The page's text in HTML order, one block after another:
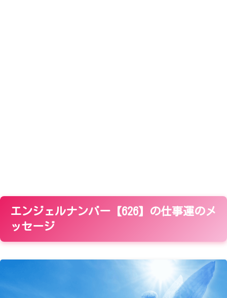
エンジェルナンバー【626】の仕事運のメ
ッセージ